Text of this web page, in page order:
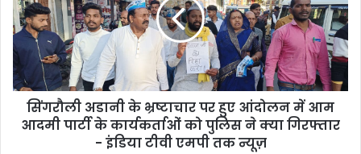
सिंगरौली अडानी के भ्रष्टाचार पर हुए आंदोलन में आम
आदमी पार्टी के कार्यकर्ताओं को पुलिस ने क्या गिरफ्तार
- इंडिया टीवी एमपी तक न्यूज़